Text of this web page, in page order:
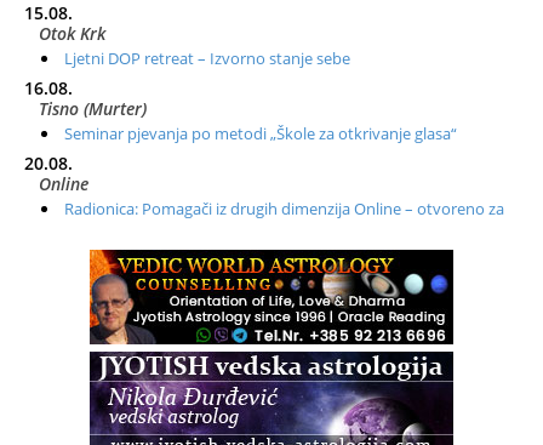
15.08.
Otok Krk
Ljetni DOP retreat – Izvorno stanje sebe
16.08.
Tisno (Murter)
Seminar pjevanja po metodi „Škole za otkrivanje glasa“
20.08.
Online
Radionica: Pomagači iz drugih dimenzija Online – otvoreno za
Zagreb+Online
Osnovni ThetaHealing® tečaj, Zagreb i Online
Zagreb
Osnovna radionica za izscjeljivanje pranom (Basic Pranic
Healing course)